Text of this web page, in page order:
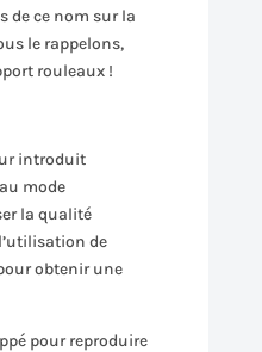
de ce nom sur la
le rappelons,
rouleaux !
introduit
mode
la qualité
de
obtenir une
pour reproduire